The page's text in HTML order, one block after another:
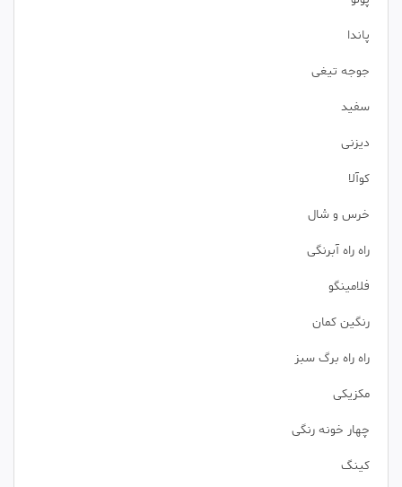
پاندا
جوجه تیغی
سفید
دیزنی
کوآلا
خرس و شال
راه راه آبرنگی
فلامینگو
رنگین کمان
راه راه برگ سبز
مکزیکی
چهار خونه رنگی
کینگ